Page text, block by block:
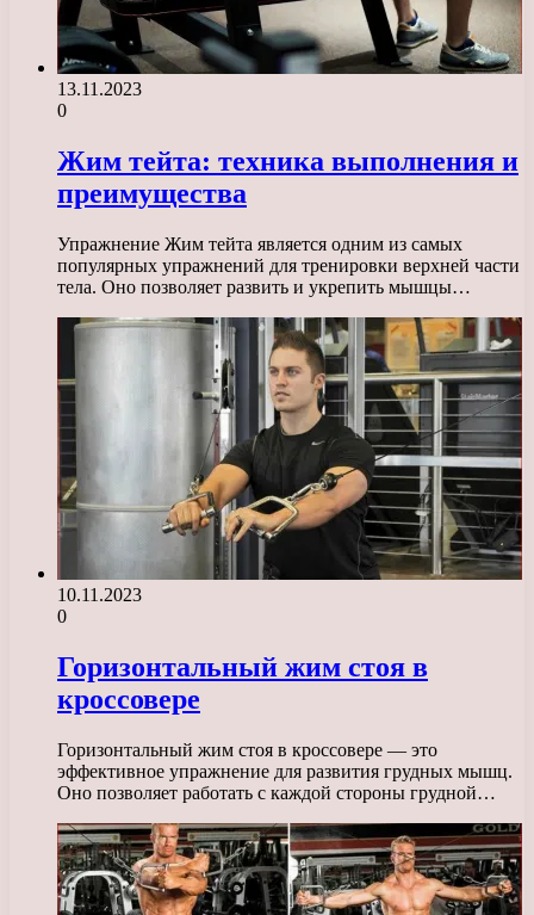
13.11.2023
0
Жим тейта: техника выполнения и
преимущества
Упражнение Жим тейта является одним из самых
популярных упражнений для тренировки верхней части
тела. Оно позволяет развить и укрепить мышцы…
10.11.2023
0
Горизонтальный жим стоя в
кроссовере
Горизонтальный жим стоя в кроссовере — это
эффективное упражнение для развития грудных мышц.
Оно позволяет работать с каждой стороны грудной…